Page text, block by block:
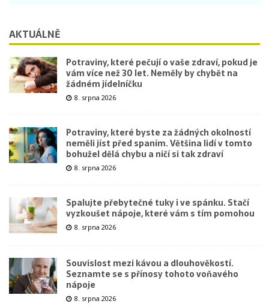
AKTUÁLNĚ
Potraviny, které pečují o vaše zdraví, pokud je
vám více než 30 let. Neměly by chybět na
žádném jídelníčku
8. srpna 2026
Potraviny, které byste za žádných okolností
neměli jíst před spaním. Většina lidí v tomto
bohužel dělá chybu a ničí si tak zdraví
8. srpna 2026
Spalujte přebytečné tuky i ve spánku. Stačí
vyzkoušet nápoje, které vám s tím pomohou
8. srpna 2026
Souvislost mezi kávou a dlouhověkostí.
Seznamte se s přínosy tohoto voňavého
nápoje
8. srpna 2026